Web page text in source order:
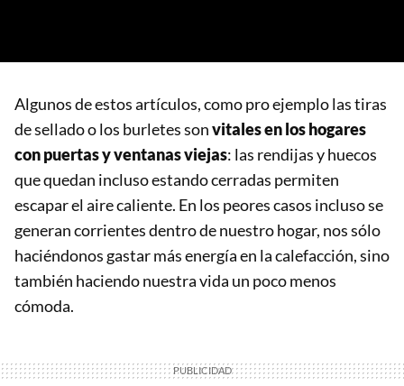
Algunos de estos artículos, como pro ejemplo las tiras
de sellado o los burletes sonvitales en los hogares
con puertas y ventanas viejas: las rendijas y huecos
que quedan incluso estando cerradas permiten
escapar el aire caliente. En los peores casos incluso se
generan corrientes dentro de nuestro hogar, nos sólo
haciéndonos gastar más energía en la calefacción, sino
también haciendo nuestra vida un poco menos
cómoda.